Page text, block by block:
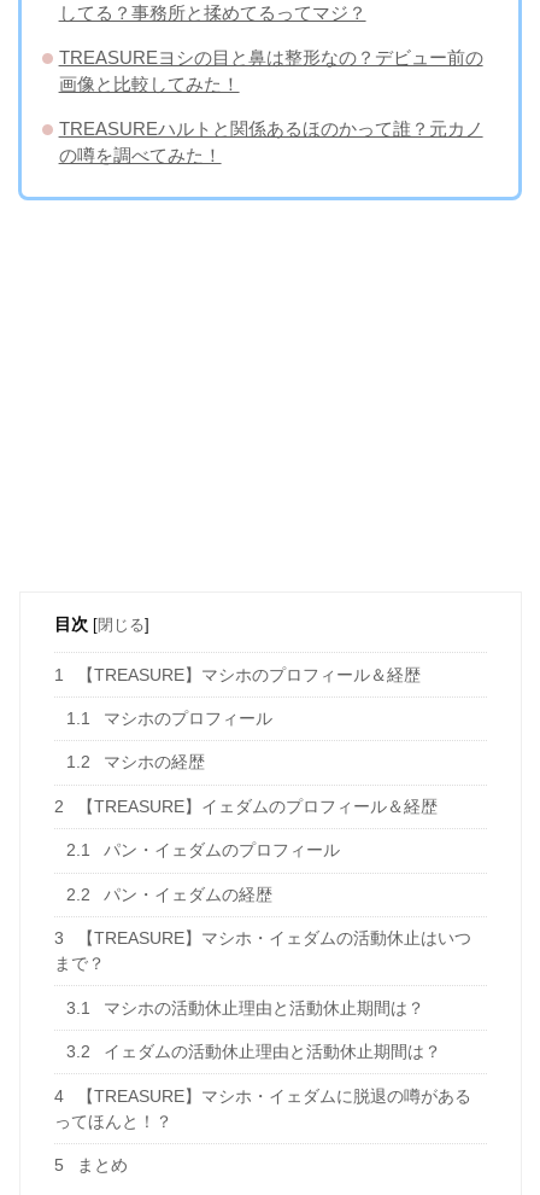
してる？事務所と揉めてるってマジ？
TREASUREヨシの目と鼻は整形なの？デビュー前の
画像と比較してみた！
TREASUREハルトと関係あるほのかって誰？元カノ
の噂を調べてみた！
目次 [閉じる]
1 【TREASURE】マシホのプロフィール＆経歴
1.1 マシホのプロフィール
1.2 マシホの経歴
2 【TREASURE】イェダムのプロフィール＆経歴
2.1 パン・イェダムのプロフィール
2.2 パン・イェダムの経歴
3
【TREASURE】マシホ・イェダムの活動休止はいつ
まで？
3.1 マシホの活動休止理由と活動休止期間は？
3.2 イェダムの活動休止理由と活動休止期間は？
4
【TREASURE】マシホ・イェダムに脱退の噂がある
ってほんと！？
5 まとめ